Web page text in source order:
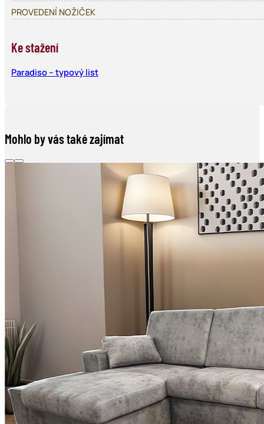
PROVEDENÍ NOŽIČEK
Ke stažení
Paradiso – typový list
Mohlo by vás také zajímat